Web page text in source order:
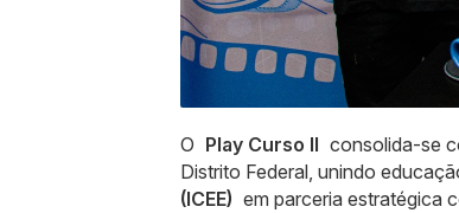
O Play Curso II consolida-se
Distrito Federal, unindo
(ICEE) em parceria estratégica